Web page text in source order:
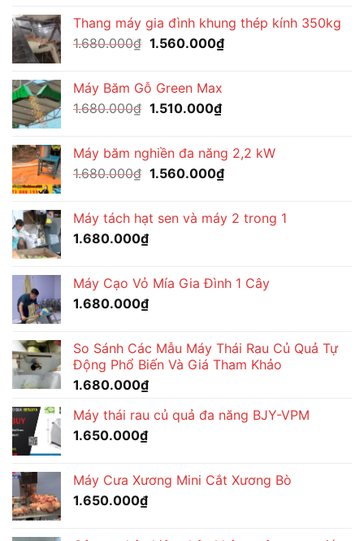
là:
1.680.000₫.
tại
là:
Thang máy gia đình khung thép kính 350kg
1.680.000₫ Giá
1.680.000₫.
1.560.000₫Giá
Máy Băm Gỗ Green Max
1.680.000₫ Giá
1.680.000₫.
1.510.000₫Giá
là:
1.510.000₫.
Máy băm nghiền đa năng 2,2 kW
1.680.000₫ Giá
1.680.000₫.
1.560.000₫Giá
là:
Máy tách hạt sen và máy 2 trong 1
1.680.000₫
Máy Cạo Vỏ Mía Gia Đình 1 Cây
1.680.000₫
So Sánh Các Mẫu Máy Thái Rau Củ Quả Tự
Động Phổ Biến Và Giá Tham Khảo
1.680.000₫
Máy thái rau củ quả đa năng BJY-VPM
1.650.000₫
Máy Cưa Xương Mini Cắt Xương Bò
1.650.000₫